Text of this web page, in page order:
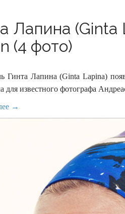
Лапина
(4 фото)
Гинта Лапина (Ginta Lapina)
для известного фотографа
→